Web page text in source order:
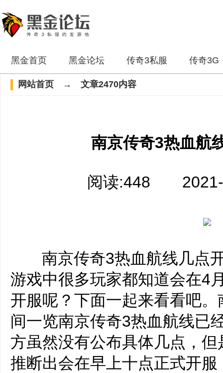
黑金首页 黑金论坛 传奇3私服 传奇3G
网站首页 → 文章2470内容
南京传奇3热血航
阅读:448 2021-
南京传奇3热血航线几点开
游戏中很多玩家都知道会在4
开服呢？下面一起来看看吧
间一览南京传奇3热血航线已
方虽然没有公布具体几点，
推断出会在早上十点正式开